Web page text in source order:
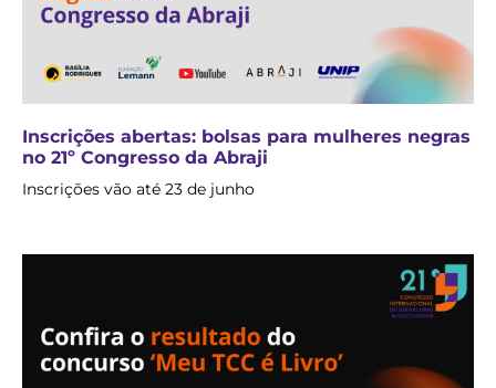
Inscrições abertas: bolsas para mulheres negras
no 21º Congresso da Abraji
Inscrições vão até 23 de junho